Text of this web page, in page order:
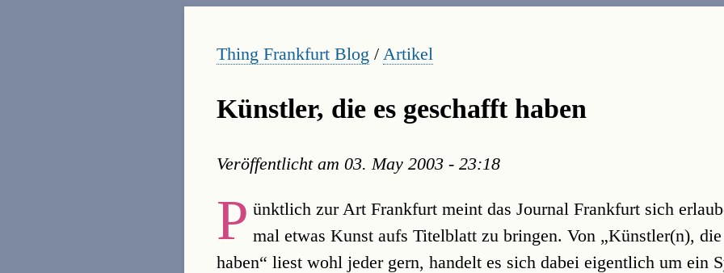
Thing Frankfurt Blog / Artikel
Künstler, die es geschafft haben
Veröffentlicht am 03. May 2003 - 23:18
P ünktlich zur Art Frankfurt meint das Journal Frankfurt sich
mal etwas Kunst aufs Titelblatt zu bringen. Von „Künstler(n),
haben“ liest wohl jeder gern, handelt es sich dabei eigentlich um ein